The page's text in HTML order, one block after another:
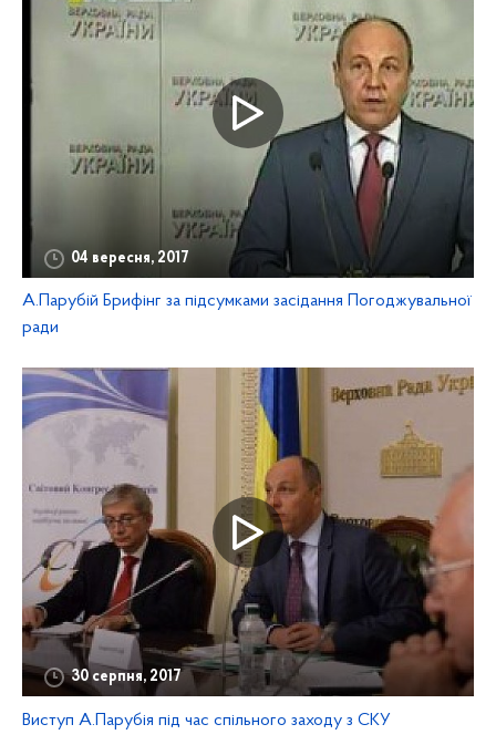
04 вересня, 2017
А.Парубій Брифінг за підсумками засідання Погоджувальної
ради
30 серпня, 2017
Виступ А.Парубія під час спільного заходу з СКУ